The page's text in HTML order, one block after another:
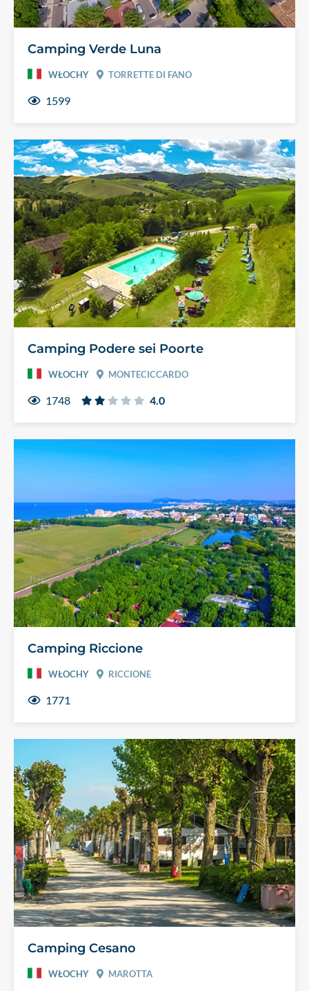
Camping Verde Luna
WŁOCHY TORRETTE DI FANO
1599
Camping Podere sei Poorte
WŁOCHY MONTECICCARDO
1748 4.0
Camping Riccione
WŁOCHY RICCIONE
1771
Camping Cesano
WŁOCHY MAROTTA